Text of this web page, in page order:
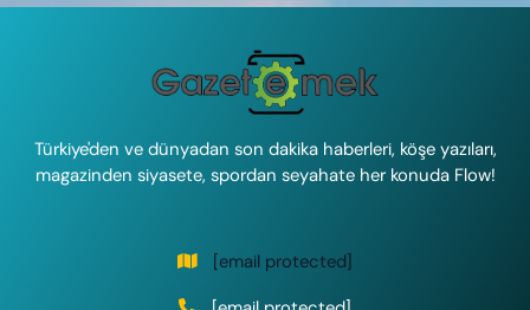
Türkiye'den ve dünyadan son dakika haberleri, köşe yazıları,
magazinden siyasete, spordan seyahate her konuda Flow!
[email protected]